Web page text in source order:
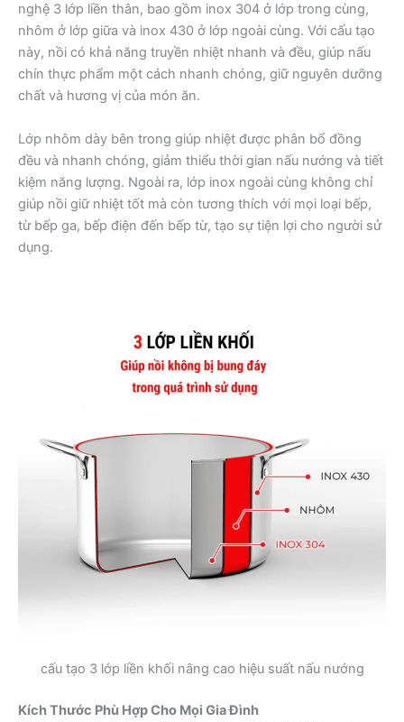
nghệ 3 lớp liền thân, bao gồm inox 304 ở lớp trong cùng,
nhôm ở lớp giữa và inox 430 ở lớp ngoài cùng. Với cấu tạo
này, nồi có khả năng truyền nhiệt nhanh và đều, giúp nấu
chín thực phẩm một cách nhanh chóng, giữ nguyên dưỡng
chất và hương vị của món ăn.
Lớp nhôm dày bên trong giúp nhiệt được phân bổ đồng
đều và nhanh chóng, giảm thiểu thời gian nấu nướng và tiết
kiệm năng lượng. Ngoài ra, lớp inox ngoài cùng không chỉ
giúp nồi giữ nhiệt tốt mà còn tương thích với mọi loại bếp,
từ bếp ga, bếp điện đến bếp từ, tạo sự tiện lợi cho người sử
dụng.
cấu tạo 3 lớp liền khối nâng cao hiệu suất nấu nướng
Kích Thước Phù Hợp Cho Mọi Gia Đình